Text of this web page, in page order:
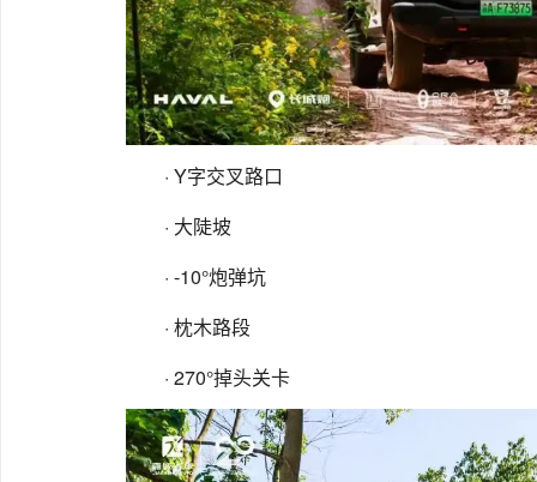
· Y字交叉路口
· 大陡坡
· -10°炮弹坑
· 枕木路段
· 270°掉头关卡